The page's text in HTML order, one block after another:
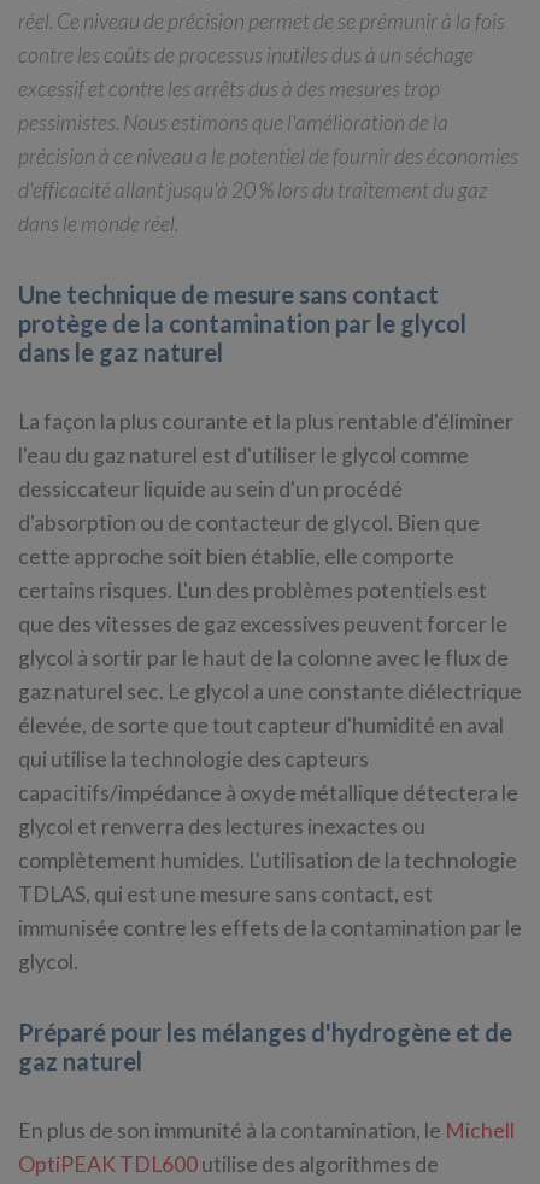
réel. Ce niveau de précision permet de se prémunir à la fois
contre les coûts de processus inutiles dus à un séchage
excessif et contre les arrêts dus à des mesures trop
pessimistes. Nous estimons que l'amélioration de la
précision à ce niveau a le potentiel de fournir des économies
d'efficacité allant jusqu'à 20 % lors du traitement du gaz
dans le monde réel.
Une technique de mesure sans contact
protège de la contamination par le glycol
dans le gaz naturel
La façon la plus courante et la plus rentable d'éliminer
l'eau du gaz naturel est d'utiliser le glycol comme
dessiccateur liquide au sein d'un procédé
d'absorption ou de contacteur de glycol. Bien que
cette approche soit bien établie, elle comporte
certains risques. L'un des problèmes potentiels est
que des vitesses de gaz excessives peuvent forcer le
glycol à sortir par le haut de la colonne avec le flux de
gaz naturel sec. Le glycol a une constante diélectrique
élevée, de sorte que tout capteur d'humidité en aval
qui utilise la technologie des capteurs
capacitifs/impédance à oxyde métallique détectera le
glycol et renverra des lectures inexactes ou
complètement humides. L'utilisation de la technologie
TDLAS, qui est une mesure sans contact, est
immunisée contre les effets de la contamination par le
glycol.
Préparé pour les mélanges d'hydrogène et de
gaz naturel
En plus de son immunité à la contamination, le Michell
OptiPEAK TDL600utilise des algorithmes de